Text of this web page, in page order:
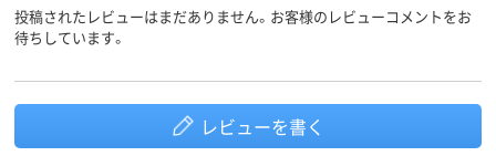
投稿されたレビューはまだありません。お客様のレビューコメントをお
待ちしています。
レビューを書く